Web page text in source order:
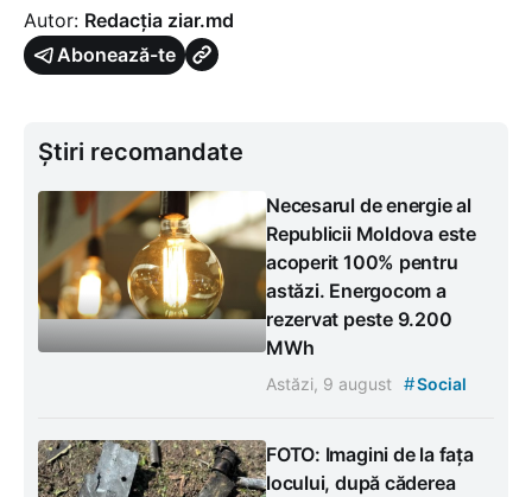
Autor: Redacția ziar.md
Abonează-te
Știri recomandate
Necesarul de energie al
Republicii Moldova este
acoperit 100% pentru
astăzi. Energocom a
rezervat peste 9.200
MWh
Astăzi, 9 august #Social
FOTO: Imagini de la fața
locului, după căderea